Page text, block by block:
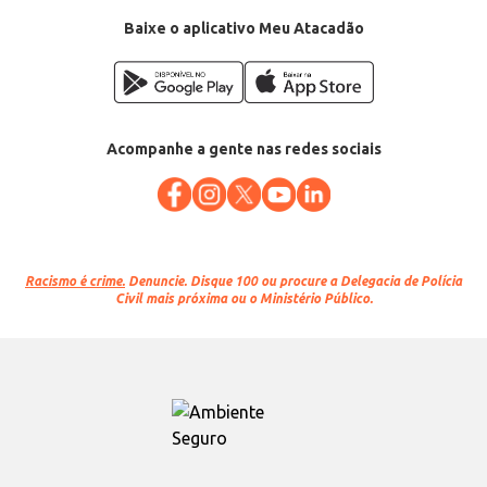
Baixe o aplicativo Meu Atacadão
Acompanhe a gente nas redes sociais
Racismo é crime. Denuncie. Disque 100 ou procure a Delegacia de Polícia
Civil mais próxima ou o Ministério Público.